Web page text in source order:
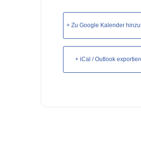
+ Zu Google Kalender
+ iCal / Outlook